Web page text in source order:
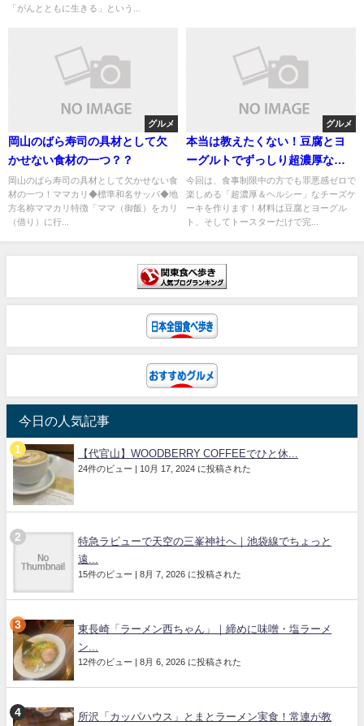
「がんとともに生きる」という...
グルメ
岡山のばら寿司の具材として欠
かせない食材の一つ？？
岡山のばら寿司の具材として欠かせない食
材の一つ！ママカリ ◆標準和名 サッパ ◆地
方名称 ママカリ 特徴 「ママ（御飯）をカリ
（借り）に行...
グルメ
本当は教えたくない！豆腐とヨ
ーグルトでずっしり超濃厚なチ
ーズケーキ【糖質オフ／グルテ
ンフリー】
今回は、食事制限中の方でも罪悪感ゼロで
楽しめる「超濃厚＆ヘルシー」なチーズケ
ーキを作ります！材料は豆腐とヨーグル
ト、そしてトースターだけで完...
今日の人気記事
【代官山】WOODBERRY COFFEEでひと休...
24件のビュー | 10月 17, 2024 に投稿された
特急ラビューで天空の三峯神社へ｜池袋線でちょっと
遠...
15件のビュー | 8月 7, 2026 に投稿された
東長崎「ラーメン西ちゃん」｜締めに味噌・塩ラーメ
ン...
12件のビュー | 8月 6, 2026 に投稿された
所沢「カッパハウス」とまとラーメン実食！常連が教